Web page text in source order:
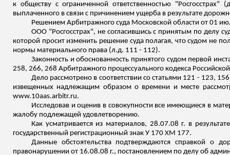
к обществу с ограниченной ответственностью
выплаченного в связи с причинением ущерба в результате
Решением Арбитражного суда Московской области от 01
ООО "Росгосстрах", не согласившись с принятым по делу
которой просит изменить решение судаполагая, что судом не
нормы материального права (л.д. 111 - 112).
Законность и обоснованность принятого судом первой
258, 266, 268 Арбитражного процессуального кодекса
Дело рассмотрено в соответствии со статьями 121 - 123,
извещенных надлежащим образом о времени и месте
www.10aas.arbitr.ru.
Исследовав и оценив в совокупности все имеющиеся в
жалобу подлежащей удовлетворению.
Как усматривается из материалов, 28.07.08 г. в
государственный регистрационный знак У 170 ХМ 177.
Данные обстоятельства подтверждаются справкой о
правонарушении от 16.08.08 г., постановлением по делу об